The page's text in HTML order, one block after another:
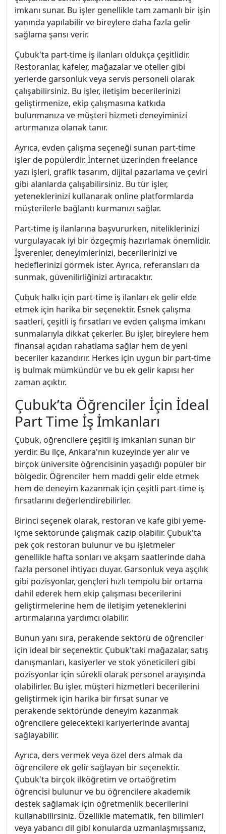
imkanı sunar. Bu işler genellikle tam zamanlı bir işin
yanında yapılabilir ve bireylere daha fazla gelir
sağlama şansı verir.
Çubuk'ta part-time iş ilanları oldukça çeşitlidir.
Restoranlar, kafeler, mağazalar ve oteller gibi
yerlerde garsonluk veya servis personeli olarak
çalışabilirsiniz. Bu işler, iletişim becerilerinizi
geliştirmenize, ekip çalışmasına katkıda
bulunmanıza ve müşteri hizmeti deneyiminizi
artırmanıza olanak tanır.
Ayrıca, evden çalışma seçeneği sunan part-time
işler de popülerdir. İnternet üzerinden freelance
yazı işleri, grafik tasarım, dijital pazarlama ve çeviri
gibi alanlarda çalışabilirsiniz. Bu tür işler,
yeteneklerinizi kullanarak online platformlarda
müşterilerle bağlantı kurmanızı sağlar.
Part-time iş ilanlarına başvururken, niteliklerinizi
vurgulayacak iyi bir özgeçmiş hazırlamak önemlidir.
İşverenler, deneyimlerinizi, becerilerinizi ve
hedeflerinizi görmek ister. Ayrıca, referansları da
sunmak, güvenilirliğinizi artıracaktır.
Çubuk halkı için part-time iş ilanları ek gelir elde
etmek için harika bir seçenektir. Esnek çalışma
saatleri, çeşitli iş fırsatları ve evden çalışma imkanı
sunmalarıyla dikkat çekerler. Bu işler, bireylere hem
finansal açıdan rahatlama sağlar hem de yeni
beceriler kazandırır. Herkes için uygun bir part-time
iş bulmak mümkündür ve bu ek gelir kapısı her
zaman açıktır.
Çubuk’ta Öğrenciler İçin İdeal
Part Time İş İmkanları
Çubuk, öğrencilere çeşitli iş imkanları sunan bir
yerdir. Bu ilçe, Ankara'nın kuzeyinde yer alır ve
birçok üniversite öğrencisinin yaşadığı popüler bir
bölgedir. Öğrenciler hem maddi gelir elde etmek
hem de deneyim kazanmak için çeşitli part-time iş
fırsatlarını değerlendirebilirler.
Birinci seçenek olarak, restoran ve kafe gibi yeme-
içme sektöründe çalışmak cazip olabilir. Çubuk'ta
pek çok restoran bulunur ve bu işletmeler
genellikle hafta sonları ve akşam saatlerinde daha
fazla personel ihtiyacı duyar. Garsonluk veya aşçılık
gibi pozisyonlar, gençleri hızlı tempolu bir ortama
dahil ederek hem ekip çalışması becerilerini
geliştirmelerine hem de iletişim yeteneklerini
artırmalarına yardımcı olabilir.
Bunun yanı sıra, perakende sektörü de öğrenciler
için ideal bir seçenektir. Çubuk'taki mağazalar, satış
danışmanları, kasiyerler ve stok yöneticileri gibi
pozisyonlar için sürekli olarak personel arayışında
olabilirler. Bu işler, müşteri hizmetleri becerilerini
geliştirmek için harika bir fırsat sunar ve
perakende sektöründe deneyim kazanmak
öğrencilere gelecekteki kariyerlerinde avantaj
sağlayabilir.
Ayrıca, ders vermek veya özel ders almak da
öğrencilere ek gelir sağlayan bir seçenektir.
Çubuk'ta birçok ilköğretim ve ortaöğretim
öğrencisi bulunur ve bu öğrencilere akademik
destek sağlamak için öğretmenlik becerilerini
kullanabilirsiniz. Özellikle matematik, fen bilimleri
veya yabancı dil gibi konularda uzmanlaşmışsanız,